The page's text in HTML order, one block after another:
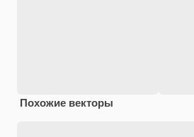
Похожие векторы